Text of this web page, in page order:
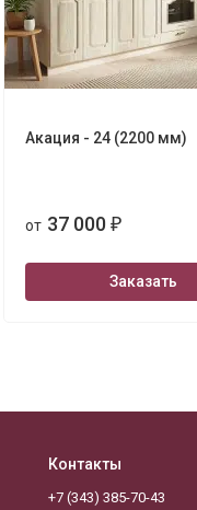
Акация - 24 (2200 мм)
от 37 000 ₽
Заказать
Контакты
+7 (343) 385-70-43